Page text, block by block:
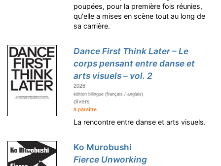
poupées, pour la première fois réunies,
qu'elle a mises en scène tout au long de
sa carrière.
Dance First Think Later – Le
corps pensant entre danse et
arts visuels – vol. 2
2026
édition bilingue (français / anglais)
divers
à paraître
La rencontre entre danse et arts visuels.
Ko Murobushi
Fierce Unworking